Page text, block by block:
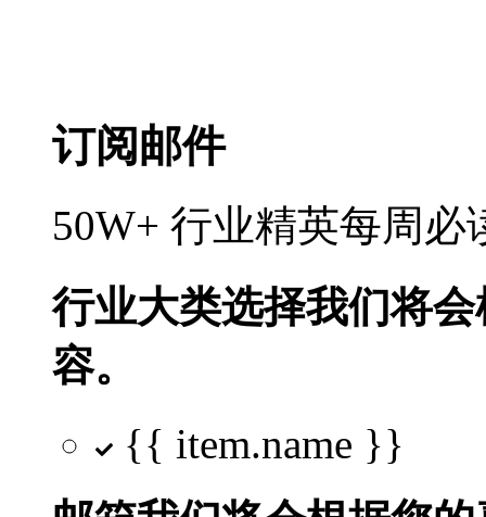
订阅邮件
50W+ 行业精英每周
行业大类选择我们将
容。
{{ item.name }}